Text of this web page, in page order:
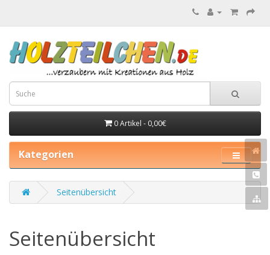
0 Artikel - 0,00€
Kategorien
Seitenübersicht
Seitenübersicht